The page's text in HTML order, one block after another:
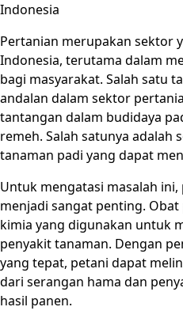
Indonesia
Pertanian merupakan sektor
Indonesia, terutama dalam
bagi masyarakat. Salah satu
andalan dalam sektor
tantangan dalam budidaya
remeh. Salah satunya adalah
tanaman padi yang dapat
Untuk mengatasi masalah
menjadi sangat penting.
kimia yang digunakan untuk
penyakit tanaman. Dengan
yang tepat, petani dapat
dari serangan hama dan
hasil panen.